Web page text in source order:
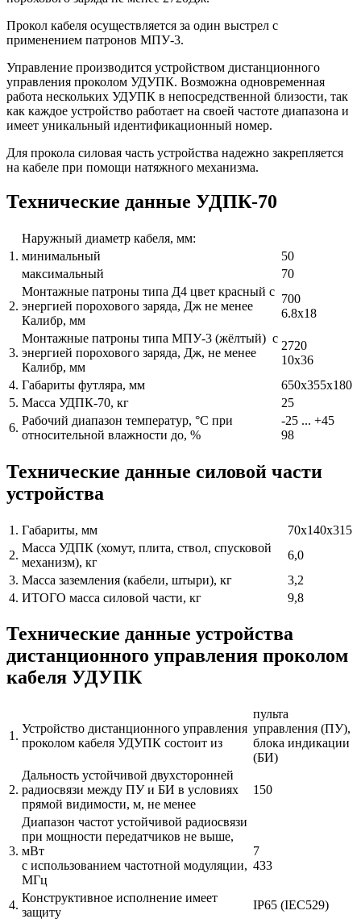
Прокол кабеля осуществляется за один выстрел с
применением патронов МПУ-3.
Управление производится устройством дистанционного
управления проколом УДУПК. Возможна одновременная
работа нескольких УДУПК в непосредственной близости, так
как каждое устройство работает на своей частоте диапазона и
имеет уникальный идентификационный номер.
Для прокола силовая часть устройства надежно закрепляется
на кабеле при помощи натяжного механизма.
Технические данные УДПК-70
1.
Наружный диаметр кабеля, мм:
минимальный
50
максимальный
70
2.
Монтажные патроны типа Д4 цвет красный с
энергией порохового заряда, Дж не менее
Калибр, мм
700
6.8х18
3.
Монтажные патроны типа МПУ-3 (жёлтый) с
энергией порохового заряда, Дж, не менее
Калибр, мм
2720
10х36
4. Габариты футляра, мм
650х355х180
5. Масса УДПК-70, кг
25
6.
Рабочий диапазон температур, °С при
относительной влажности до, %
-25 ... +45
98
Технические данные силовой части
устройства
1. Габариты, мм
70х140х315
2.
Масса УДПК (хомут, плита, ствол, спусковой
механизм), кг
6,0
3. Масса заземления (кабели, штыри), кг
3,2
4. ИТОГО масса силовой части, кг 9,8
Технические данные устройства
дистанционного управления проколом
кабеля УДУПК
1.
Устройство дистанционного управления
проколом кабеля УДУПК состоит из
пульта
управления (ПУ),
блока индикации
(БИ)
2.
Дальность устойчивой двухсторонней
радиосвязи между ПУ и БИ в условиях
прямой видимости, м, не менее
150
3.
Диапазон частот устойчивой радиосвязи
при мощности передатчиков не выше,
мВт
с использованием частотной модуляции,
МГц
7
433
4.
Конструктивное исполнение имеет
защиту
IP65 (IEC529)